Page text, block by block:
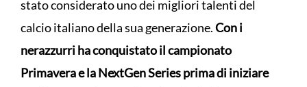
stato considerato uno dei migliori talenti del
calcio italiano della sua generazione.Con i
nerazzurri ha conquistato il campionato
Primavera e la NextGen Series prima di iniziare